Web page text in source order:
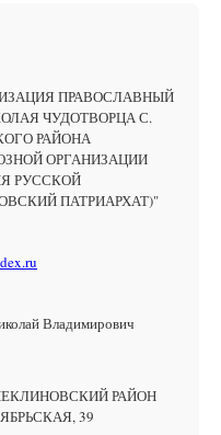
ПРАВОСЛАВНЫЙ
ЧУДОТВОРЦА С.
РАЙОНА
ОРГАНИЗАЦИИ
РУССКОЙ
ПАТРИАРХАТ)"
Владимирович
РАЙОН
39